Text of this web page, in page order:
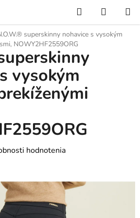
Hľadať
KOŠÍK
superskinny nohavice s vysokým
NOWY2HF2559ORG
vysokým
hodnotenia